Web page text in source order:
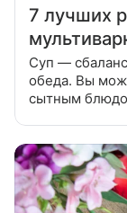
7 лучших
Суп —
обеда. Вы
сытным